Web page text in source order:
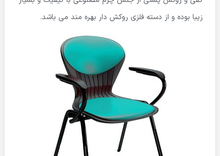
زیبا بوده و از دسته فلزی روکش دار بهره مند می باشد.